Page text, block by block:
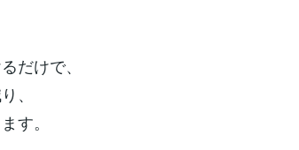
だけで、
、
す。